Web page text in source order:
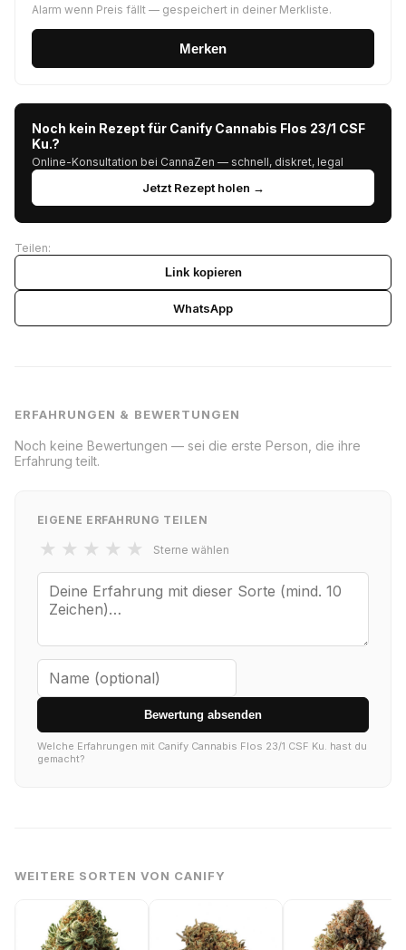
Alarm wenn Preis fällt — gespeichert in deiner Merkliste.
Merken
Noch kein Rezept für Canify Cannabis Flos 23/1 CSF
Ku.?
Online-Konsultation bei CannaZen — schnell, diskret, legal
Jetzt Rezept holen →
Teilen:
Link kopieren
WhatsApp
ERFAHRUNGEN & BEWERTUNGEN
Noch keine Bewertungen — sei die erste Person, die ihre
Erfahrung teilt.
EIGENE ERFAHRUNG TEILEN
★ ★ ★ ★ ★ Sterne wählen
Bewertung absenden
Welche Erfahrungen mit Canify Cannabis Flos 23/1 CSF Ku. hast du
gemacht?
WEITERE SORTEN VON CANIFY